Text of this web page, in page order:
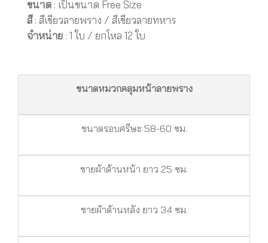
ขนาด : เป็นขนาด Free Size
สี: สีเขียวลายพราง / สีเขียวลายทหาร
จำหน่าย : 1 ใบ / ยกโหล 12 ใบ
ขนาดหมวกคลุมหน้าลายพราง
ขนาดรอบศรีษะ 58-60 ซม.
ชายผ้าด้านหน้า ยาว 25 ซม.
ชายผ้าด้านหลัง ยาว 34 ซม.